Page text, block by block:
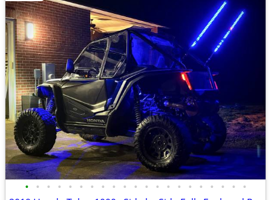
• • • • • • • • • • • • • • • • • • • • •